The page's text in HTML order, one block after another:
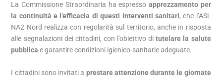
La Commissione Straordinaria ha espresso apprezzamento per
la continuità e l’efficacia di questi interventi sanitari, che l’ASL
NA2 Nord realizza con regolarità sul territorio, anche in risposta
alle segnalazioni dei cittadini, con l’obiettivo ditutelare la salute
pubblica e garantire condizioni igienico-sanitarie adeguate.
I cittadini sono invitati a prestare attenzione durante le giornate